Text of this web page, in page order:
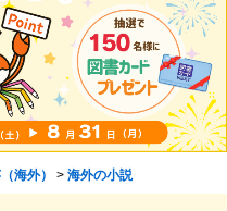
海外） > 海外の小説